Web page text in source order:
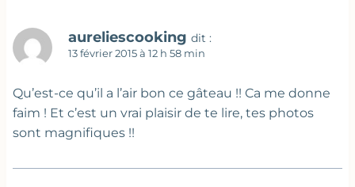
aureliescooking dit :
13 février 2015 à 12 h 58 min
Qu’est-ce qu’il a l’air bon ce gâteau !! Ca me donne
faim ! Et c’est un vrai plaisir de te lire, tes photos
sont magnifiques !!